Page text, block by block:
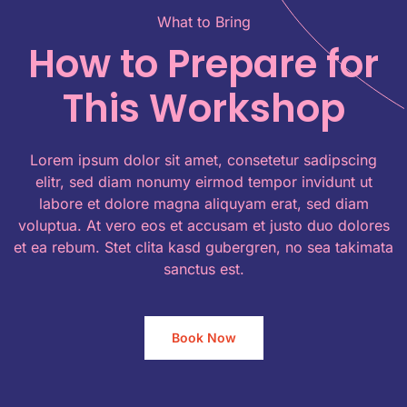
What to Bring
How to Preparefor
This Workshop
Lorem ipsum dolor sit amet, consetetur sadipscing
elitr, sed diam nonumy eirmod tempor invidunt ut
labore et dolore magna aliquyam erat, sed diam
voluptua. At vero eos et accusam et justo duo dolores
et ea rebum. Stet clita kasd gubergren, no sea takimata
sanctus est.
Book Now